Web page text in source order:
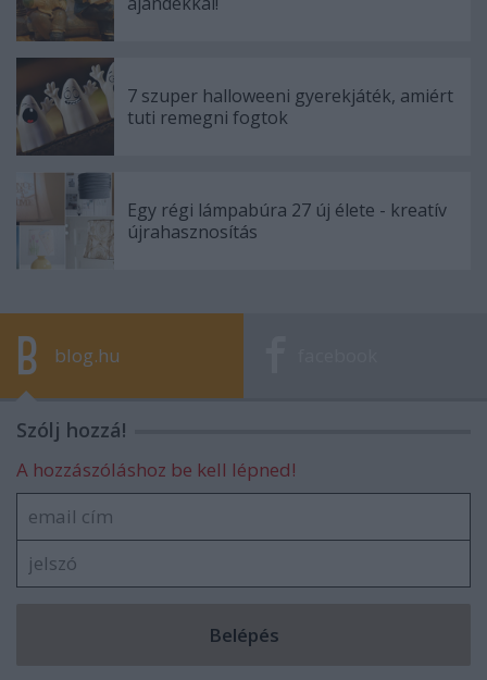
7 szuper halloweeni gyerekjáték, amiért
tuti remegni fogtok
Egy régi lámpabúra 27 új élete - kreatív
újrahasznosítás
blog.hu
Szólj hozzá!
A hozzászóláshoz be kell lépned!